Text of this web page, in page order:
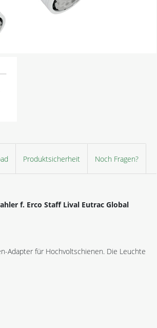
Produktsicherheit Noch Fragen?
f. Erco Staff Lival Eutrac Global
Adapter für Hochvoltschienen. Die Leuchte